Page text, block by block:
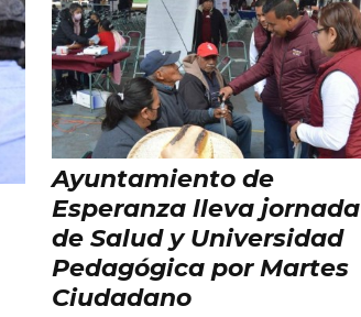
Ayuntamiento de
Esperanza lleva jornada
de Salud y Universidad
Pedagógica por Martes
Ciudadano